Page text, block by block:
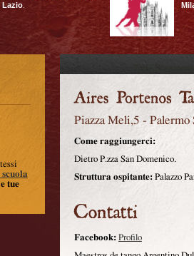
Lazio
scuola
tue
Piazza Meli,5 -Palermo
Come raggiungerci:
Dietro P.zza San Domenico.
Struttura ospitante: Palazzo
Facebook: Profilo